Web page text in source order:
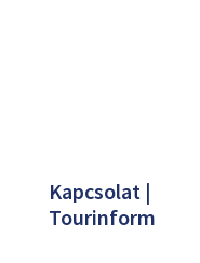
Kapcsolat |
Tourinform